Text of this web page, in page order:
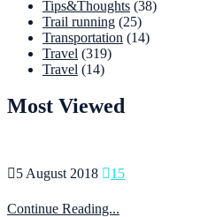
Tips&Thoughts (38)
Trail running (25)
Transportation (14)
Travel (319)
Travel (14)
Most Viewed
5 August 2018 15
Continue Reading...